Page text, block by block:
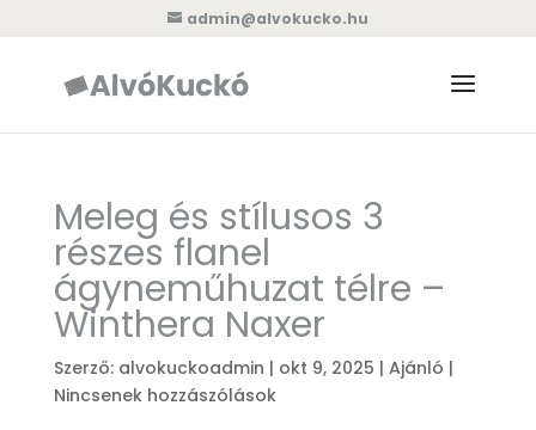
admin@alvokucko.hu
Meleg és stílusos 3
részes flanel
ágyneműhuzat télre –
Winthera Naxer
Szerző: alvokuckoadmin | okt 9, 2025 | Ajánló |
Nincsenek hozzászólások